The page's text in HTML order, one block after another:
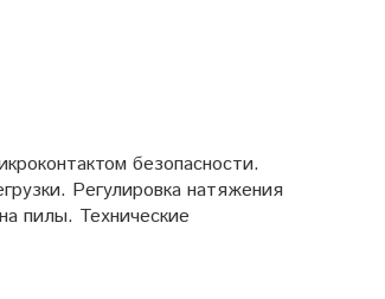
безопасности.
Регулировка натяжения
пилы. Технические